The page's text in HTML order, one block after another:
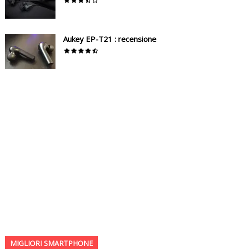
Aukey EP-T21 : recensione
MIGLIORI SMARTPHONE